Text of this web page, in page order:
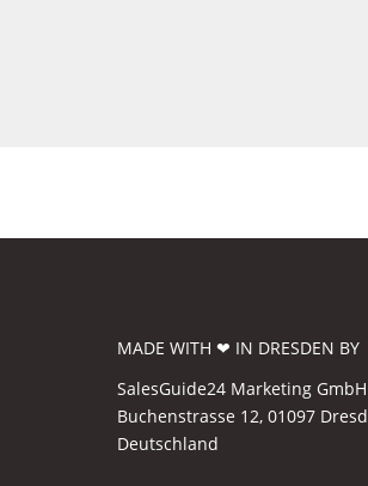
MADE WITH ❤ IN DRESDEN BY
SalesGuide24 Marketing GmbH
Buchenstrasse 12, 01097
Deutschland